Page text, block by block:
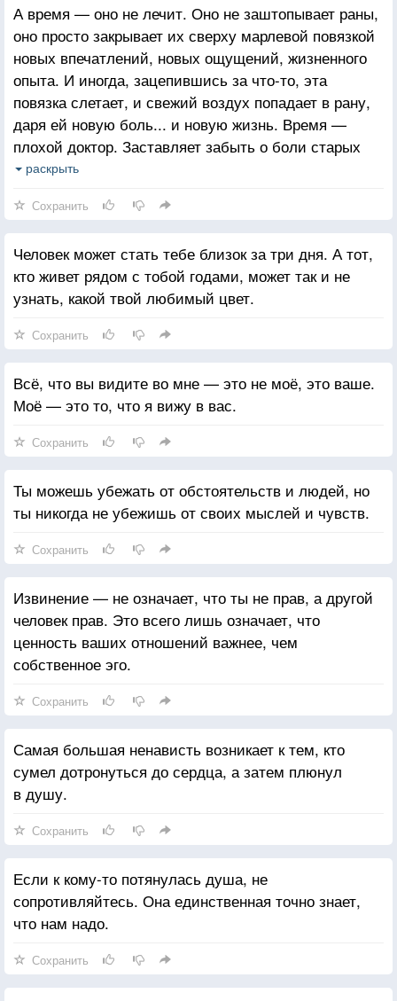
А время — оно не лечит. Оно не заштопывает раны,
оно просто закрывает их сверху марлевой повязкой
новых впечатлений, новых ощущений, жизненного
опыта. И иногда, зацепившись за что-то, эта
повязка слетает, и свежий воздух попадает в рану,
даря ей новую боль... и новую жизнь. Время —
плохой доктор. Заставляет забыть о боли старых
ран, нанося все новые и новые. Так и ползем
годом на душе все растет и растет количество
плохо наложенных повязок.
раскрыть
Сохранить
Человек может стать тебе близок за три дня. А тот,
кто живет рядом с тобой годами, может так и не
узнать, какой твой любимый цвет.
Сохранить
Всё, что вы видите во мне — это не моё, это ваше.
Моё — это то, что я вижу в вас.
Сохранить
Ты можешь убежать от обстоятельств и людей, но
ты никогда не убежишь от своих мыслей и чувств.
Сохранить
Извинение — не означает, что ты не прав, а другой
человек прав. Это всего лишь означает, что
ценность ваших отношений важнее, чем
собственное эго.
Сохранить
Самая большая ненависть возникает к тем, кто
сумел дотронуться до сердца, а затем плюнул
в душу.
Сохранить
Если к кому-то потянулась душа, не
сопротивляйтесь. Она единственная точно знает,
что нам надо.
Сохранить